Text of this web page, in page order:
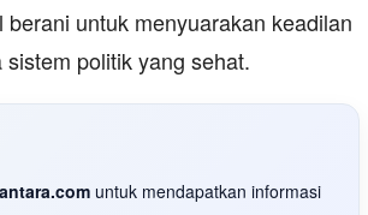
berani untuk menyuarakan keadilan
politik yang sehat.
untuk mendapatkan informasi